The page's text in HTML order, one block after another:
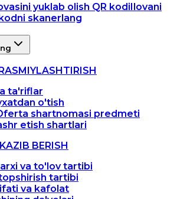
Ilovani
skanerlang
ta'riflar
o'tish
shartnomasi predmeti
etish shartlari
BERISH
va to'lov tartibi
tartibi
va kafolat